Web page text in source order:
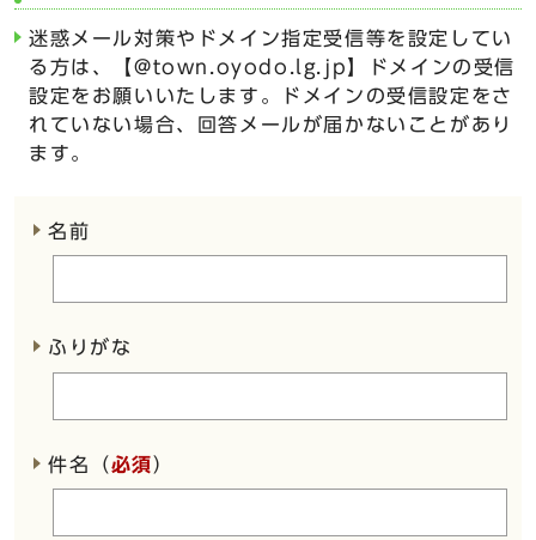
迷惑メール対策やドメイン指定受信等を設定してい
る方は、【@town.oyodo.lg.jp】ドメインの受信
設定をお願いいたします。ドメインの受信設定をさ
れていない場合、回答メールが届かないことがあり
ます。
名前
ふりがな
件名（必須）